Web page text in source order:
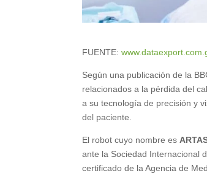
FUENTE:
Según una publicación de la
relacionados a la pérdida del
a su tecnología de precisión y
del paciente.
El robot cuyo nombre es
ante la Sociedad Internacional
certificado de la Agencia de